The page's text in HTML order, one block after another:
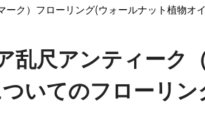
ク）フローリング(ウォールナット植物オ
乱尺アンティーク
いてのフローリ